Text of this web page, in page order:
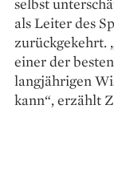
als Leiter des
zurückgekehrt.
einer der
langjährigen
kann“, erzählt